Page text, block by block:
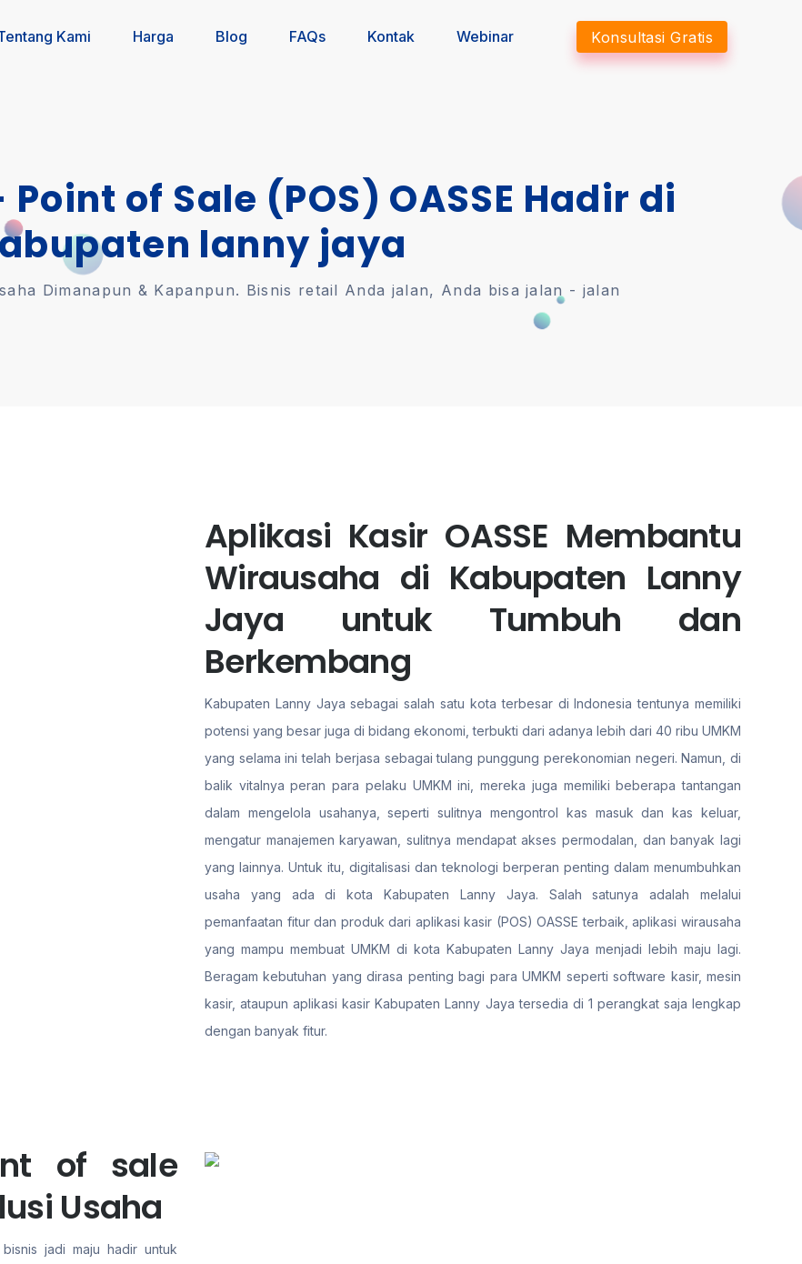
Kami Harga Blog FAQs Kontak Webinar Konsultasi Gratis
of Sale (POS) OASSE Hadir di
lanny jaya
Dimanapun & Kapanpun. Bisnis retail Anda jalan, Anda bisa jalan - jalan
Aplikasi Kasir OASSE Membantu
Wirausaha di Kabupaten Lanny
Jaya untuk Tumbuh dan
Berkembang
Kabupaten Lanny Jaya sebagai salah satu kota terbesar di Indonesia tentunya memiliki
potensi yang besar juga di bidang ekonomi, terbukti dari adanya lebih dari 40 ribu UMKM
yang selama ini telah berjasa sebagai tulang punggung perekonomian negeri. Namun, di
balik vitalnya peran para pelaku UMKM ini, mereka juga memiliki beberapa tantangan
dalam mengelola usahanya, seperti sulitnya mengontrol kas masuk dan kas keluar,
mengatur manajemen karyawan, sulitnya mendapat akses permodalan, dan banyak lagi
yang lainnya. Untuk itu, digitalisasi dan teknologi berperan penting dalam menumbuhkan
usaha yang ada di kota Kabupaten Lanny Jaya. Salah satunya adalah melalui
pemanfaatan fitur dan produk dari aplikasi kasir (POS) OASSE terbaik, aplikasi wirausaha
yang mampu membuat UMKM di kota Kabupaten Lanny Jaya menjadi lebih maju lagi.
Beragam kebutuhan yang dirasa penting bagi para UMKM seperti software kasir, mesin
kasir, ataupun aplikasi kasir Kabupaten Lanny Jaya tersedia di 1 perangkat saja lengkap
dengan banyak fitur.
of sale
Usaha
jadi maju hadir untuk